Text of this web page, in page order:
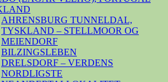
AHRENSBURG TUNNELDAL,
TYSKLAND – STELLMOOR OG
MEIENDORF
BILZINGSLEBEN
DRELSDORF – VERDENS
NORDLIGSTE